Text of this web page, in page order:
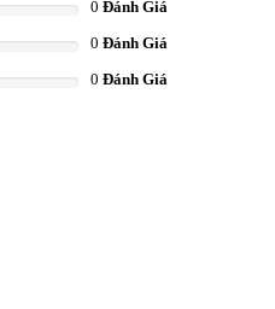
0 Đánh Giá
0 Đánh Giá
0 Đánh Giá